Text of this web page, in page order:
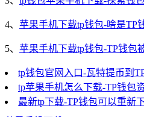
4、 苹果手机下载tp钱包-啥是TP
5、 苹果手机下载tp钱包-TP钱包
tp钱包官网入口-瓦特提币到
tp苹果手机怎么下载-TP钱包
最新tp下载-TP钱包可以重新